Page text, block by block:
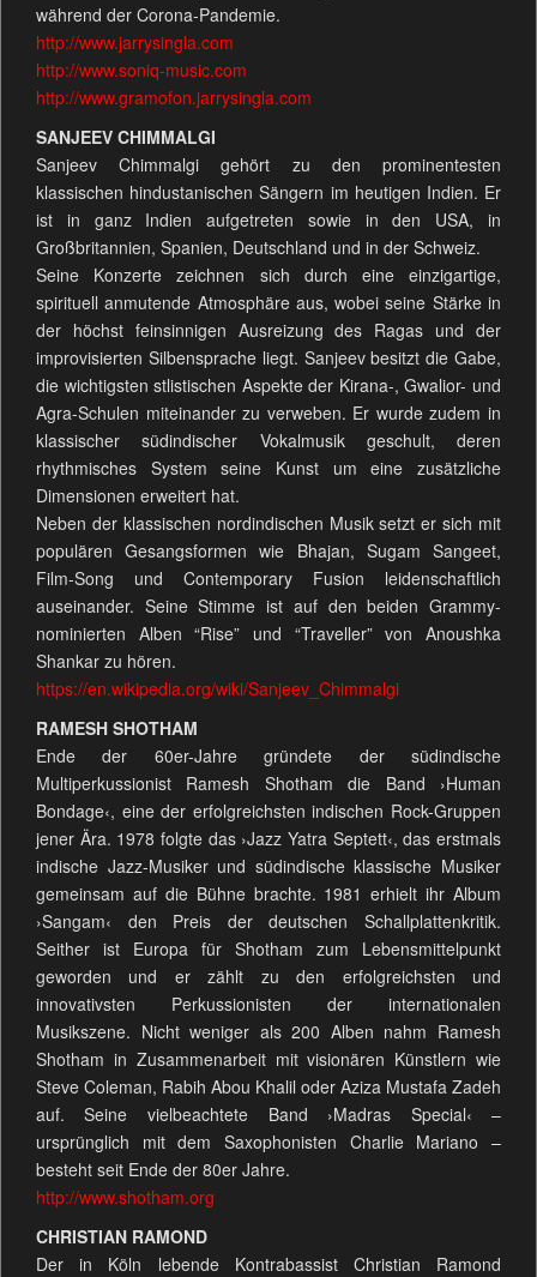
während der Corona-Pandemie.
http://www.jarrysingla.com
http://www.soniq-music.com
http://www.gramofon.jarrysingla.com
SANJEEV CHIMMALGI
Sanjeev Chimmalgi gehört zu den prominentesten
klassischen hindustanischen Sängern im heutigen Indien. Er
ist in ganz Indien aufgetreten sowie in den USA, in
Großbritannien, Spanien, Deutschland und in der Schweiz.
Seine Konzerte zeichnen sich durch eine einzigartige,
spirituell anmutende Atmosphäre aus, wobei seine Stärke in
der höchst feinsinnigen Ausreizung des Ragas und der
improvisierten Silbensprache liegt. Sanjeev besitzt die Gabe,
die wichtigsten stlistischen Aspekte der Kirana-, Gwalior- und
Agra-Schulen miteinander zu verweben. Er wurde zudem in
klassischer südindischer Vokalmusik geschult, deren
rhythmisches System seine Kunst um eine zusätzliche
Dimensionen erweitert hat.
Neben der klassischen nordindischen Musik setzt er sich mit
populären Gesangsformen wie Bhajan, Sugam Sangeet,
Film-Song und Contemporary Fusion leidenschaftlich
auseinander. Seine Stimme ist auf den beiden Grammy-
nominierten Alben “Rise” und “Traveller” von Anoushka
Shankar zu hören.
https://en.wikipedia.org/wiki/Sanjeev_Chimmalgi
RAMESH SHOTHAM
Ende der 60er-Jahre gründete der südindische
Multiperkussionist Ramesh Shotham die Band ›Human
Bondage‹, eine der erfolgreichsten indischen Rock-Gruppen
jener Ära. 1978 folgte das ›Jazz Yatra Septett‹, das erstmals
indische Jazz-Musiker und südindische klassische Musiker
gemeinsam auf die Bühne brachte. 1981 erhielt ihr Album
›Sangam‹ den Preis der deutschen Schallplattenkritik.
Seither ist Europa für Shotham zum Lebensmittelpunkt
geworden und er zählt zu den erfolgreichsten und
innovativsten Perkussionisten der internationalen
Musikszene. Nicht weniger als 200 Alben nahm Ramesh
Shotham in Zusammenarbeit mit visionären Künstlern wie
Steve Coleman, Rabih Abou Khalil oder Aziza Mustafa Zadeh
auf. Seine vielbeachtete Band ›Madras Special‹ –
ursprünglich mit dem Saxophonisten Charlie Mariano –
besteht seit Ende der 80er Jahre.
http://www.shotham.org
CHRISTIAN RAMOND
Der in Köln lebende Kontrabassist Christian Ramond